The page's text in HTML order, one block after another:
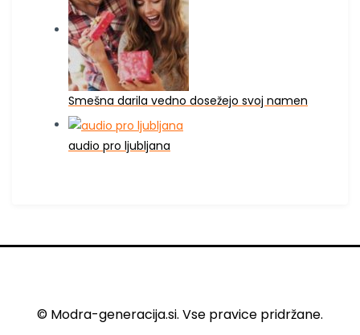
Smešna darila vedno dosežejo svoj namen
audio pro ljubljana
© Modra-generacija.si. Vse pravice pridržane.